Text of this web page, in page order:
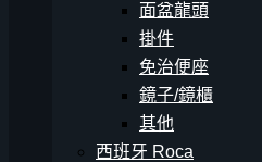
面盆龍頭
掛件
免治便座
鏡子/鏡櫃
其他
西班牙 Roca